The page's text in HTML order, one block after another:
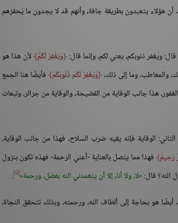
هؤلاء يتعبدون بطريقة جافة، وأنهم قد لا يجدون ما يُحفزهم
ويغفر ذنوبكم، يعني لكم، وإنما قال: وَيَغْفِرْ لَكُمْ لأن هذا هو
والمعاطب، وما إلى ذلك، وَيَغْفِرْ لَكُمْ ذُنُوبَكُمْ فأيضًا هنا الجمع
هذا جانب الوقاية من الفضيحة، والوقاية من جرائر، وتبعات
الوقاية فإنه يقيه ضرب السلاح، فهذا من جانب الوقاية،
رَحِيمٌ فهذا مما يتصل بالعناية -أعني الرحمة- فهذه تكون بنزول
الله؟ قال: لا، ولا أنا، إلا أن يتغمدني الله بفضل، ورحمة [9]
.
أيضًا هو بحاجة إلى ألطاف الله، ورحمته، وبذلك تتحقق النجاة،